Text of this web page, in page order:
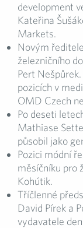
development
Kateřina
Markets.
Novým
železničního
Pert
pozicích v
OMD Czech
Po deseti
Mathiase
působil jako
Pozici módní
měsíčníku pro
Kohútik.
Tříčlenné
David Pírek a
vydavatele